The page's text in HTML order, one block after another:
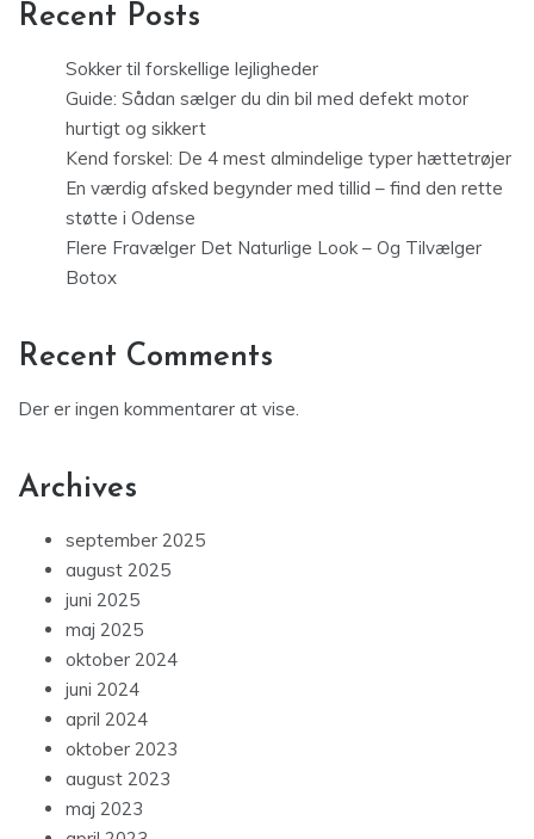
Recent Posts
Sokker til forskellige lejligheder
Guide: Sådan sælger du din bil med defekt motor
hurtigt og sikkert
Kend forskel: De 4 mest almindelige typer hættetrøjer
En værdig afsked begynder med tillid – find den rette
støtte i Odense
Flere Fravælger Det Naturlige Look – Og Tilvælger
Botox
Recent Comments
Der er ingen kommentarer at vise.
Archives
september 2025
august 2025
juni 2025
maj 2025
oktober 2024
juni 2024
april 2024
oktober 2023
august 2023
maj 2023